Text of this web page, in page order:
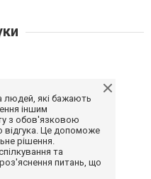
людей, які бажають
іншим
з обов'язковою
відгука. Це допоможе
рішення.
та
питань, що